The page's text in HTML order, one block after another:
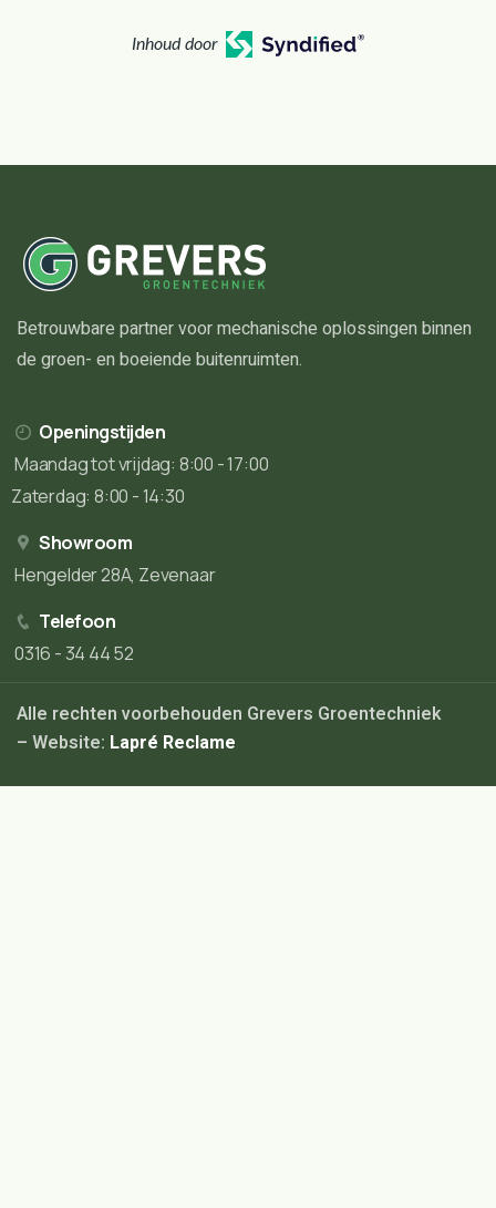
Inhoud door
Betrouwbare partner voor mechanische oplossingen binnen
de groen- en boeiende buitenruimten.
Openingstijden
Maandag tot vrijdag: 8:00 - 17:00
Zaterdag: 8:00 - 14:30
Showroom
Hengelder 28A, Zevenaar
Telefoon
0316 - 34 44 52
Alle rechten voorbehouden Grevers Groentechniek
– Website: Lapré Reclame